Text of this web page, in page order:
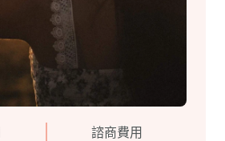
諮商費用